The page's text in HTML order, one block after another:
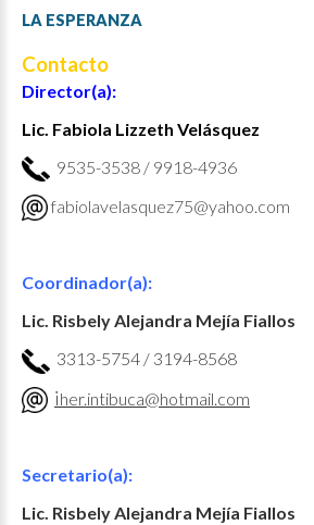
LA ESPERANZA
Contacto
Director(a):
Lic. Fabiola Lizzeth Velásquez
9535-3538 / 9918-4936
fabiolavelasquez75@yahoo.com
Coordinador(a):
Lic. Risbely Alejandra Mejía Fiallos
3313-5754 / 3194-8568
iher.intibuca@hotmail.com
Secretario(a):
Lic. Risbely Alejandra Mejía Fiallos